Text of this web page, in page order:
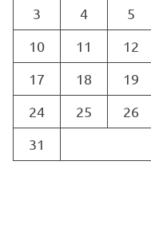
3 4 5
10
11 12
17
18 19
24
25 26
31